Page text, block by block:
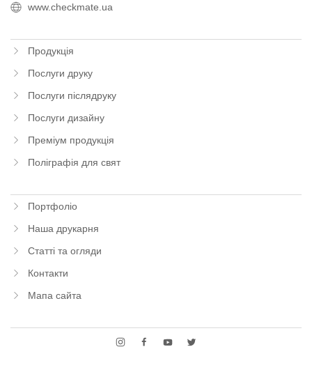
www.checkmate.ua
Продукція
Послуги друку
Послуги післядруку
Послуги дизайну
Преміум продукція
Поліграфія для свят
Портфоліо
Наша друкарня
Статті та огляди
Контакти
Мапа сайта